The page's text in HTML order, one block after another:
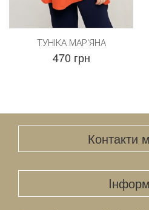
ТУНІКА МАР'ЯНА
470 грн
Контакти